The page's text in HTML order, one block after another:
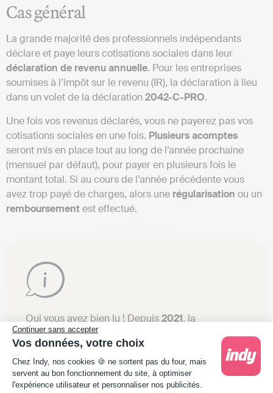
Continuer sans accepter
Vos données, votre choix
Plateforme de Gestion du Consentement :
Chez Indy, nos cookies 🍪 ne sortent pas du four, mais
servent au bon fonctionnement du site, à optimiser
l'expérience utilisateur et personnaliser nos publicités.
Cas général
La grande majorité des professionnels indépendants
déclare et paye leurs cotisations sociales dans leur
déclaration de revenu annuelle. Pour les entreprises
soumises à l’impôt sur le revenu (IR), la déclaration à lieu
dans un volet de la déclaration 2042-C-PRO.
Une fois vos revenus déclarés, vous ne payerez pas vos
cotisations sociales en une fois. Plusieurs acomptes
seront mis en place tout au long de l’année prochaine
(mensuel par défaut), pour payer en plusieurs fois le
montant total. Si au cours de l’année précédente vous
avez trop payé de charges, alors une régularisation ou un
remboursementest effectué.
Oui vous avez bien lu ! Depuis2021, la
déclaration sociale des indépendants (DSI) est
supprimée! La déclaration de vos cotisations
sociales est intégrée dans votre déclaration de
revenus.